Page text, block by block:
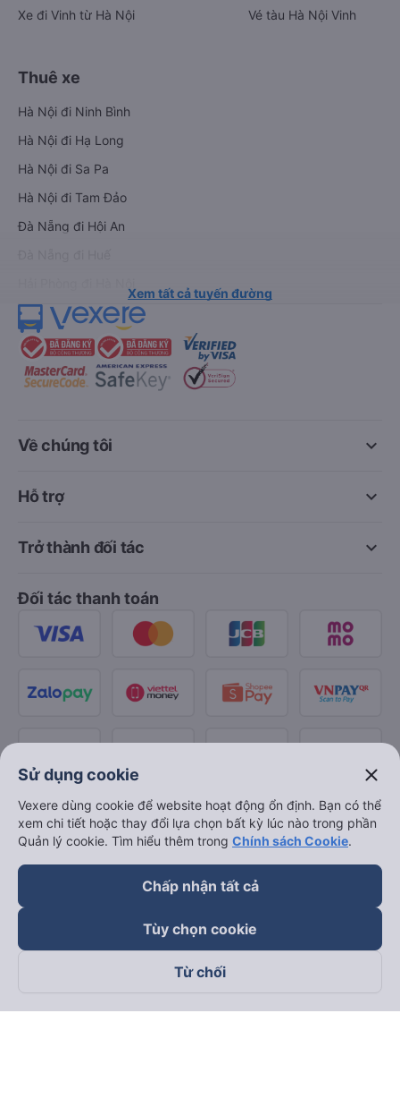
Xe đi Vinh từ Hà Nội
Vé tàu Hà Nội Vinh
Thuê xe
Hà Nội đi Ninh Bình
Hà Nội đi Hạ Long
Hà Nội đi Sa Pa
Hà Nội đi Tam Đảo
Đà Nẵng đi Hội An
Xem tất cả tuyến đường
keyboard_arrow_down
Về chúng tôi
keyboard_arrow_down
Hỗ trợ
keyboard_arrow_down
Trở thành đối tác
Đối tác thanh toán
Theo dõi chúng tôi trên
Sử dụng cookie close
Vexere dùng cookie để website hoạt động ổn định. Bạn có thể
xem chi tiết hoặc thay đổi lựa chọn bất kỳ lúc nào trong phần
Quản lý cookie. Tìm hiểu thêm trong Chính sách Cookie.
Chấp nhận tất cả
Tùy chọn cookie
Từ chối